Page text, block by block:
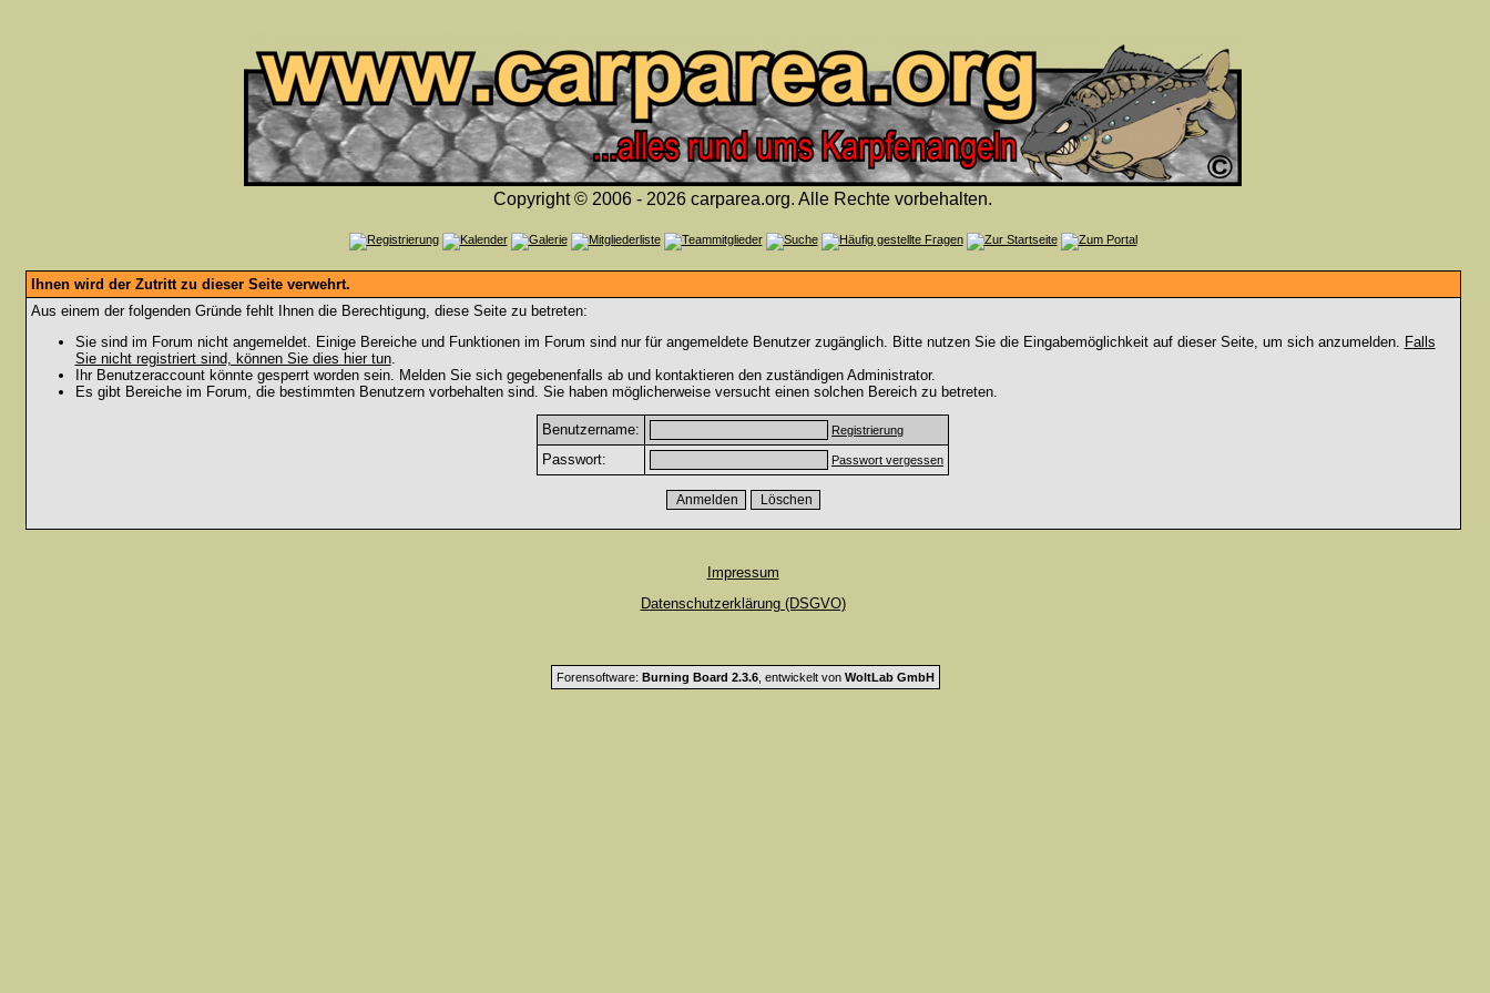
Copyright © 2006 - 2026 carparea.org. Alle Rechte vorbehalten.
Ihnen wird der Zutritt zu dieser Seite verwehrt.
Aus einem der folgenden Gründe fehlt Ihnen die Berechtigung, diese Seite zu betreten:
Sie sind im Forum nicht angemeldet. Einige Bereiche und Funktionen im Forum sind nur für angemeldete Benutzer zugänglich. Bitte nutzen Sie die Eingabemöglichkeit auf dieser Seite, um sich anzumelden. Falls
Sie nicht registriert sind, können Sie dies hier tun.
Ihr Benutzeraccount könnte gesperrt worden sein. Melden Sie sich gegebenenfalls ab und kontaktieren den zuständigen Administrator.
Es gibt Bereiche im Forum, die bestimmten Benutzern vorbehalten sind. Sie haben möglicherweise versucht einen solchen Bereich zu betreten.
Benutzername: Registrierung
Passwort: Passwort vergessen
Impressum
Datenschutzerklärung (DSGVO)
Forensoftware: Burning Board 2.3.6, entwickelt von WoltLab GmbH